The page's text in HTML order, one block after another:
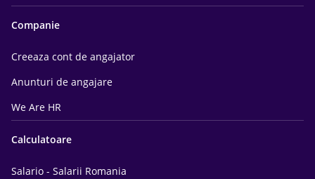
Companie
Creeaza cont de angajator
Anunturi de angajare
We Are HR
Calculatoare
Salario - Salarii Romania